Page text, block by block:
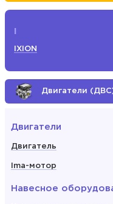
IXION
Двигатели
Двигатели
Двигатель
Ima-мотор
Навесное